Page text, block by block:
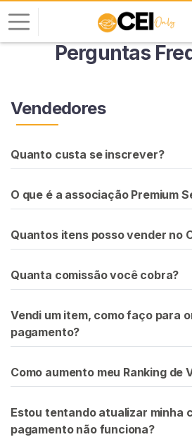
Perguntas
Vendedores
Quanto custa se inscrever?
O que é a associação Premium
Quantos itens posso vender no
Quanta comissão você cobra?
Vendi um item, como faço para
pagamento?
Como aumento meu Ranking de
Estou tentando atualizar minha
pagamento não funciona?
t
r
N
S
R
E
A
-
E
G
R
Á
I
S